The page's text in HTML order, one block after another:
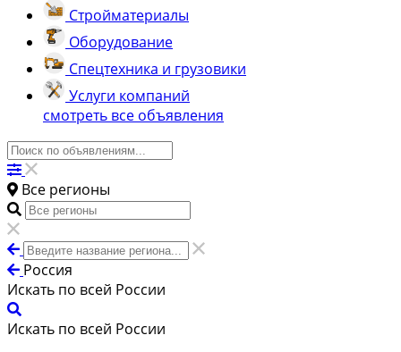
Стройматериалы
Оборудование
Спецтехника и грузовики
Услуги компаний
смотреть все объявления
Все регионы
Россия
Искать по всей России
Искать по всей России